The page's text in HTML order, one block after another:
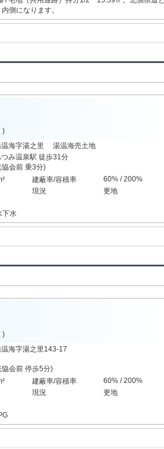
側になります。
)
温海字湯之里 湯温海売土地
つみ温泉駅 徒歩31分
会前 乗3分)
建蔽率/容積率
60% / 200%
現況
更地
下水
)
温海字湯之里143-17
会前 停歩5分)
建蔽率/容積率
60% / 200%
現況
更地